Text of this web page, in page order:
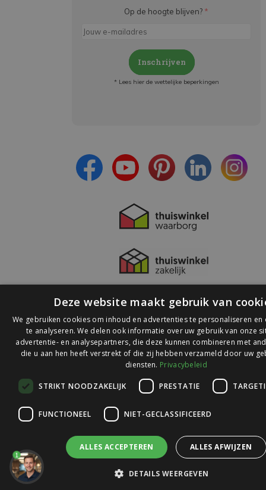
Op de hoogte blijven? *
Inschrijven
* Lees hier de wettelijke beperkingen
© 2026 Ledlichtdiscounter.nl
op
Webwinkelkeur
1
Deze website maakt gebruik van
We gebruiken cookies om inhoud en advertenties te personaliseren en
te analyseren. We delen ook informatie over uw gebruik van onze
advertentie- en analysepartners, die deze kunnen combineren met
die u aan hen heeft verstrekt of die zij hebben verzameld door uw
diensten. Privacybeleid
STRIKT NOODZAKELIJK PRESTATIE
FUNCTIONEEL NIET-GECLASSIFICEERD
ALLES ACCEPTEREN ALLES AFWIJZEN
DETAILS WEERGEVEN